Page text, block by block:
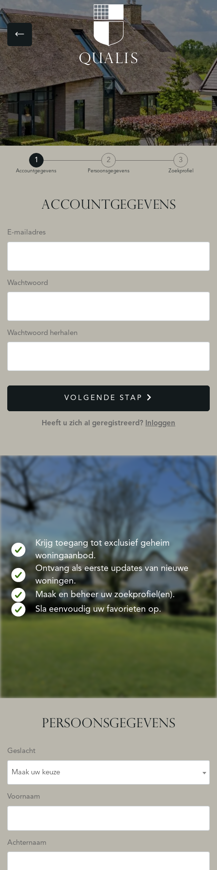
1
Accountgegevens
2
Persoonsgegevens
3
Zoekprofiel
ACCOUNTGEGEVENS
E-mailadres
Wachtwoord
Wachtwoord herhalen
VOLGENDE STAP
Heeft u zich al geregistreerd? Inloggen
Krijg toegang tot exclusief geheim
woningaanbod.
Ontvang als eerste updates van nieuwe
woningen.
Maak en beheer uw zoekprofiel(en).
Sla eenvoudig uw favorieten op.
PERSOONSGEGEVENS
Geslacht
Maak uw keuze
Voornaam
Achternaam